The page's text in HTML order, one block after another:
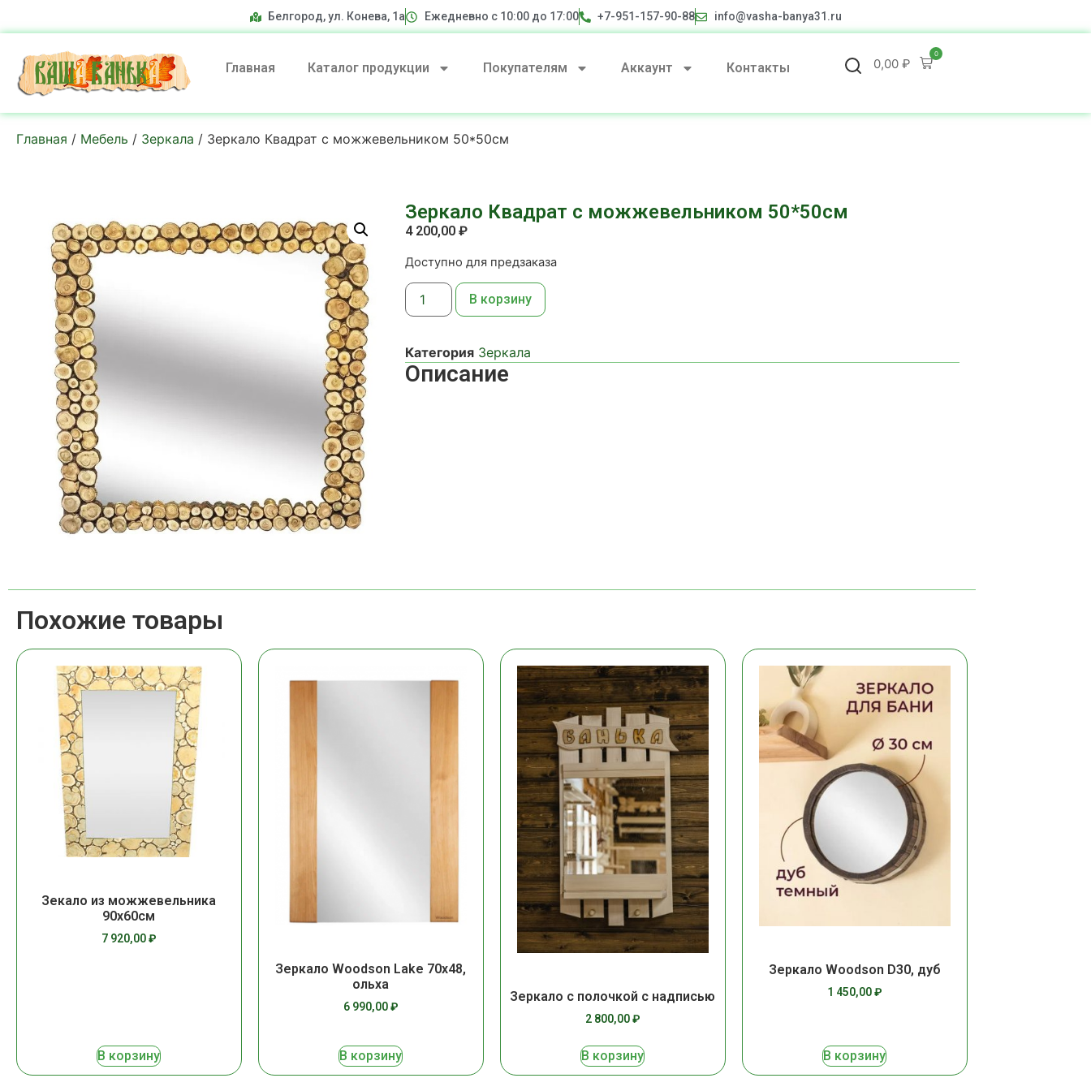
Белгород, ул. Конева, 1а Ежедневно с 10:00 до 17:00 +7-951-157-90-88 info@vasha-banya31.ru
Главная Каталог продукции Покупателям Аккаунт Контакты 0,00₽
0
Главная / Мебель / Зеркала / Зеркало Квадрат с можжевельником 50*50см
Зеркало Квадрат с можжевельником 50*50см
4 200,00 ₽
Доступно для предзаказа
В корзину
Категория Зеркала
Описание
Похожие товары
Зекало из можжевельника
90х60см
7 920,00₽
В корзину
Зеркало Woodson Lake 70х48,
ольха
6 990,00₽
В корзину
Зеркало с полочкой с надписью
2 800,00₽
В корзину
Зеркало Woodson D30, дуб
1 450,00₽
В корзину